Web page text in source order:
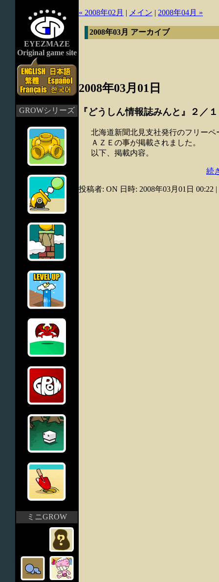
EYEZMAZE
Original game site
GROWシリーズ
ミニGROW
« 2008年02月 | メイン | 2008年04月 »
2008年03月 アーカイブ
2008年03月01日
『どうしん情報誌みんと』２／
北海道新聞北見支社発行のフリー
ＡＺＥの事が掲載されました。
以下、掲載内容。
続
投稿者: ON 日時: 2008年03月01日 00:22 |